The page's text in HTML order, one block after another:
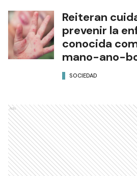
Reiteran
prevenir la
conocida
mano-ano-
SOCIEDAD
Ads